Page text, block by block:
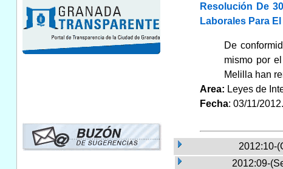
Resolución De
Laborales Para
De
mismo por
Melilla han
Area: Leyes de
Fecha: 03/11/2012.
2012:10-
2012:09-